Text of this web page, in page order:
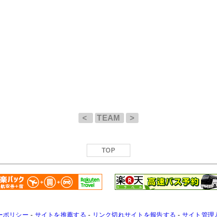
< TEAM >
TOP
ポリシー - サイトを推薦する - リンク切れサイトを報告する - サイト管理